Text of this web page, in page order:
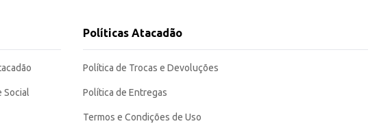
Social
Políticas Atacadão
Política de Trocas e Devoluções
Política de Entregas
Termos e Condições de Uso